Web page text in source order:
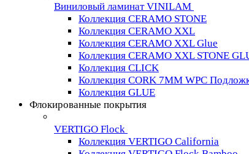
Виниловый ламинат VINILAM
Коллекция CERAMO STONE
Коллекция CERAMO XXL
Коллекция CERAMO XXL Glue
Коллекция CERAMO XXL STONE
Коллекция CLICK
Коллекция CORK 7MM WPC
Коллекция GLUE
Флокированные покрытия
VERTIGO Flock
Коллекция VERTIGO California